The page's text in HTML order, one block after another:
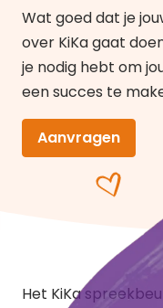
Wat goed dat je
over KiKa gaat
je nodig hebt om
een succes te
Aanvragen
Het KiKa